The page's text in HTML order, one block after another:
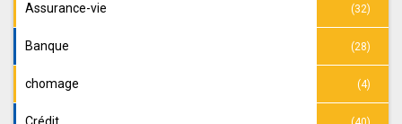
Assurance-vie (32)
Banque (28)
chomage (4)